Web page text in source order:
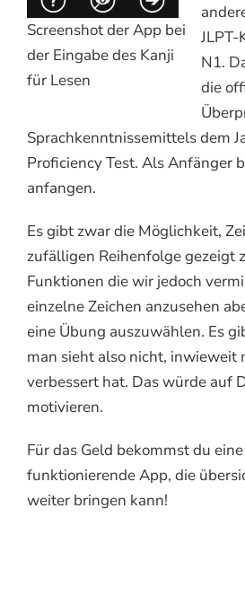
Screenshot der App bei
der Eingabe des Kanji
für Lesen
N1.
die
Sprachkenntnissemittels dem
Proficiency Test. Als Anfänger
anfangen.
Es gibt zwar die Möglichkeit,
zufälligen Reihenfolge gezeigt
Funktionen die wir jedoch
einzelne Zeichen anzusehen
eine Übung auszuwählen. Es
man sieht also nicht, inwieweit
verbessert hat. Das würde auf
motivieren.
Für das Geld bekommst du
funktionierende App, die
weiter bringen kann!